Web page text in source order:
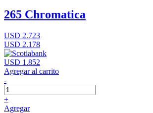
265 Chromatica
USD 2.723
USD 2.178
USD 1.852
Agregar al carrito
-
+
Agregar